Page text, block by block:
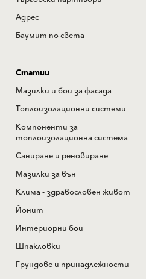
Адрес
Баумит по света
Статии
Мазилки и бои за фасада
Топлоизолационни системи
Компоненти за
топлоизолационна система
Саниране и реновиране
Мазилки за вън
Клима - здравословен живот
Йонит
Интериорни бои
Шпакловки
Грундове и принадлежности